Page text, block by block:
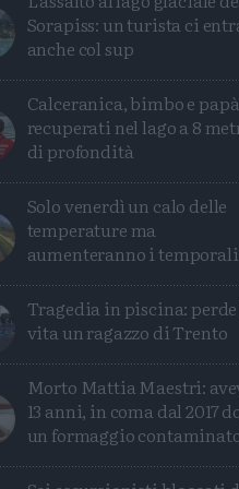
Sorapiss: un turista ci
anche col sup
Calceranica, bimbo e papà
recuperati nel lago a 8
di profondità
Solo venerdì un calo delle
temperature ma
aumenteranno i temporali
Tragedia in piscina:
vita un ragazzo di Trento
Morto Mattia Maestri:
13 anni, in coma dal 2017
un formaggio